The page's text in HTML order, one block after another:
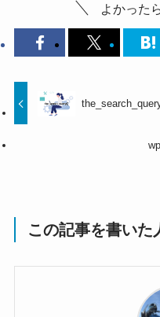
よかった
この記事を書いた